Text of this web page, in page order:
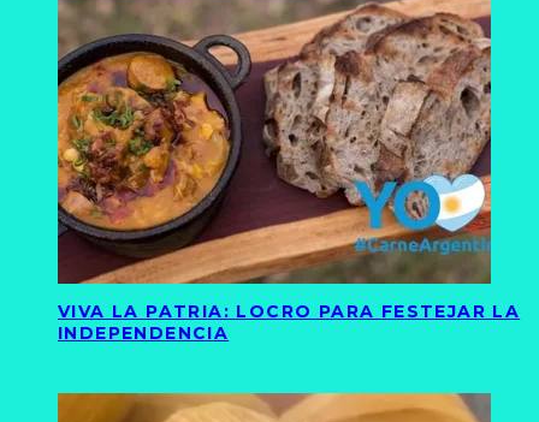
VIVA LA PATRIA: LOCRO PARA FESTEJAR LA
INDEPENDENCIA